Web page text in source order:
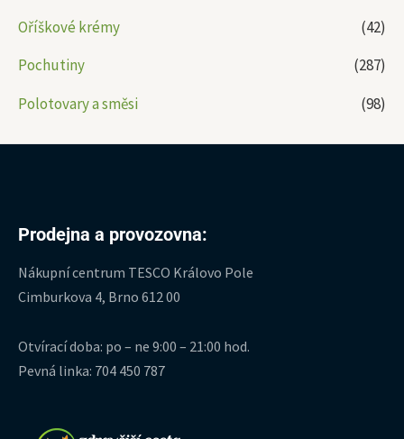
Oříškové krémy
(42)
Pochutiny
(287)
Polotovary a směsi
(98)
Prodejna a provozovna:
Nákupní centrum TESCO Královo Pole
Cimburkova 4, Brno 612 00
Otvírací doba: po – ne 9:00 – 21:00 hod.
Pevná linka: 704 450 787